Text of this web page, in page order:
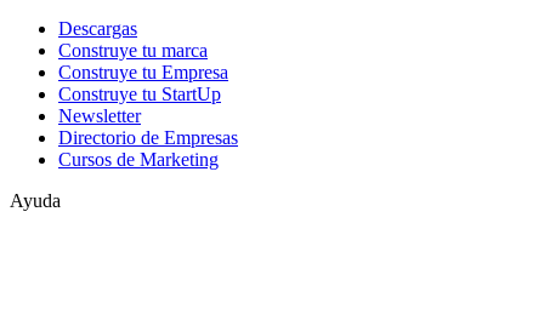
Descargas
Construye tu marca
Construye tu Empresa
Construye tu StartUp
Newsletter
Directorio de Empresas
Cursos de Marketing
Ayuda